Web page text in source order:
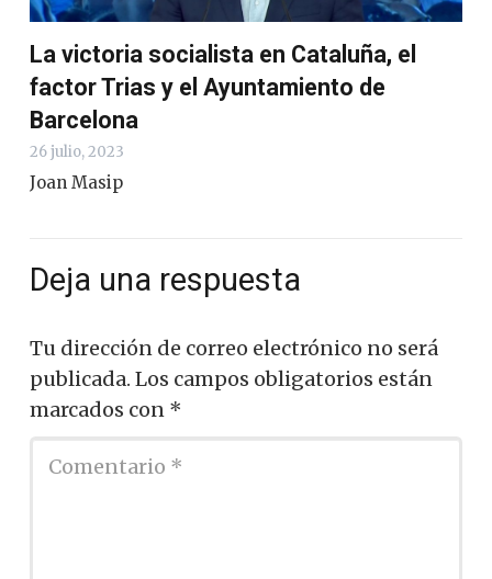
La victoria socialista en Cataluña, el
factor Trias y el Ayuntamiento de
Barcelona
26 julio, 2023
Joan Masip
Deja una respuesta
Tu dirección de correo electrónico no será
publicada. Los campos obligatorios están
marcados con *